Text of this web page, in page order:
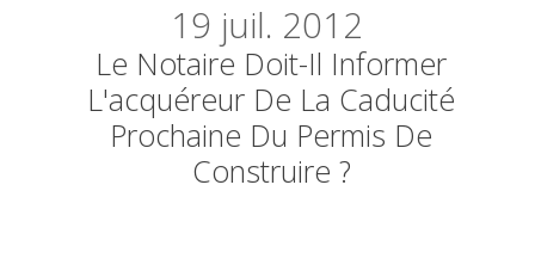
19 juil. 2012
Le Notaire Doit-Il Informer
L'acquéreur De La Caducité
Prochaine Du Permis De
Construire ?